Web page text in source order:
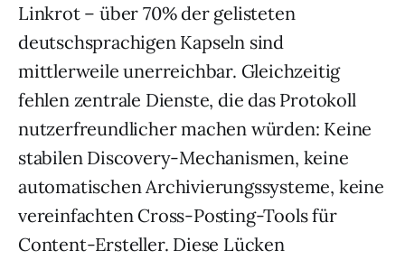
Linkrot – über 70% der gelisteten
deutschsprachigen Kapseln sind
mittlerweile unerreichbar. Gleichzeitig
fehlen zentrale Dienste, die das Protokoll
nutzerfreundlicher machen würden: Keine
stabilen Discovery-Mechanismen, keine
automatischen Archivierungssysteme, keine
vereinfachten Cross-Posting-Tools für
Content-Ersteller. Diese Lücken